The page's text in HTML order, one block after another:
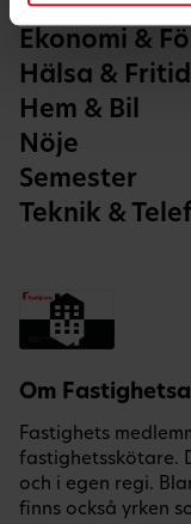
Ekonomi &
Hälsa & Fritid
Hem & Bil
Nöje
Semester
Teknik &
Om
Fastighets
fastighetsskötare.
och i egen regi.
finns också yrken